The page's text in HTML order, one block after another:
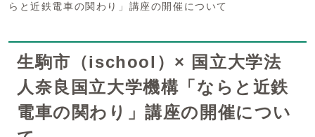
らと近鉄電車の関わり」講座の開催について
生駒市（ischool）× 国立大学法
人奈良国立大学機構「ならと近鉄
電車の関わり」講座の開催につい